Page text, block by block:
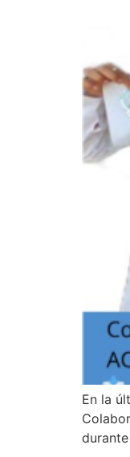
En la